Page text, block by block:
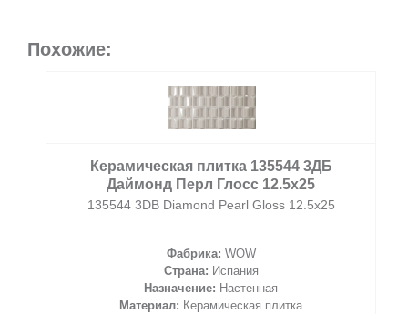
Похожие:
Керамическая плитка 135544 3ДБ
Даймонд Перл Глосс 12.5x25
135544 3DB Diamond Pearl Gloss 12.5x25
Фабрика: WOW
Страна: Испания
Назначение: Настенная
Материал: Керамическая плитка